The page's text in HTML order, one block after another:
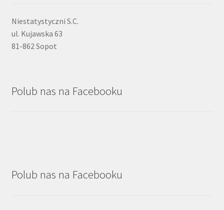
Niestatystyczni S.C.
ul. Kujawska 63
81-862 Sopot
Polub nas na Facebooku
Polub nas na Facebooku